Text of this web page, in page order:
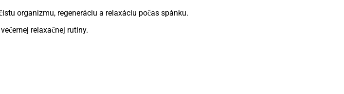
organizmu, regeneráciu a relaxáciu počas spánku.
relaxačnej rutiny.